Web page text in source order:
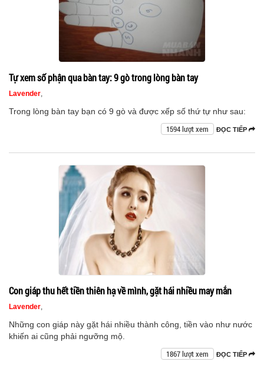
Tự xem số phận qua bàn tay: 9 gò trong lòng bàn tay
Lavender,
Trong lòng bàn tay bạn có 9 gò và được xếp số thứ tự như sau:
ĐỌC TIẾP
1594 lượt xem
Con giáp thu hết tiền thiên hạ về mình, gặt hái nhiều may mắn
Lavender,
Những con giáp này gặt hái nhiều thành công, tiền vào như nước
khiến ai cũng phải ngưỡng mộ.
ĐỌC TIẾP
1867 lượt xem